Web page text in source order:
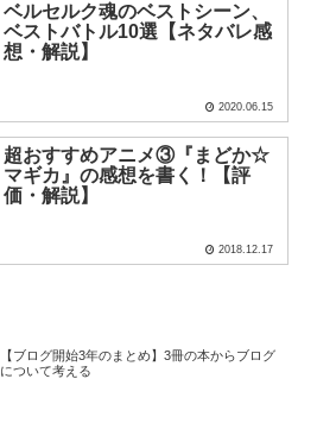
ベルセルク魂のベストシーン、
ベストバトル10選【ネタバレ感
想・解説】
2020.06.15
超おすすめアニメ③『まどか☆
マギカ』の感想を書く！【評
価・解説】
2018.12.17
【ブログ開始3年のまとめ】3冊の本からブログ
について考える